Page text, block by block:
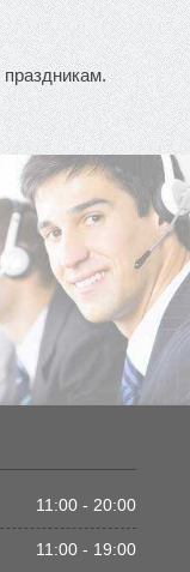
11:00 - 20:00
11:00 - 19:00